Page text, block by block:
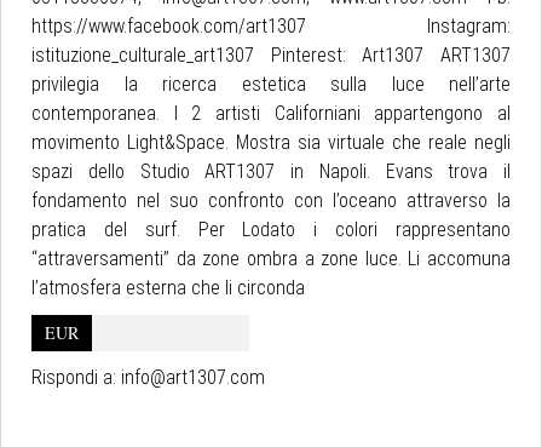
https://www.facebook.com/art1307 Instagram:
istituzione_culturale_art1307 Pinterest: Art1307 ART1307
privilegia la ricerca estetica sulla luce nell’arte
contemporanea. I 2 artisti Californiani appartengono al
movimento Light&Space. Mostra sia virtuale che reale negli
spazi dello Studio ART1307 in Napoli. Evans trova il
fondamento nel suo confronto con l’oceano attraverso la
pratica del surf. Per Lodato i colori rappresentano
“attraversamenti” da zone ombra a zone luce. Li accomuna
l’atmosfera esterna che li circonda
EUR
Rispondi a: info@art1307.com